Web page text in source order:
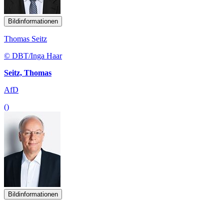
Bildinformationen
Thomas Seitz
© DBT/Inga Haar
Seitz, Thomas
AfD
()
Bildinformationen